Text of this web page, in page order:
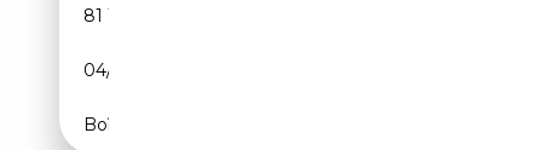
81 140 km
04/2019
Boîte automatique